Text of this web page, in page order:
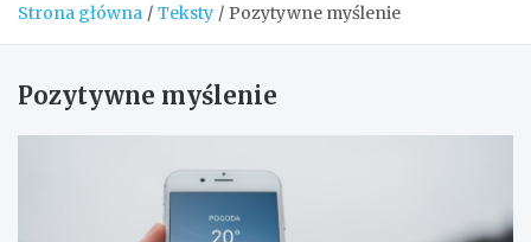
Strona główna Teksty Pozytywne myślenie
Pozytywne myślenie